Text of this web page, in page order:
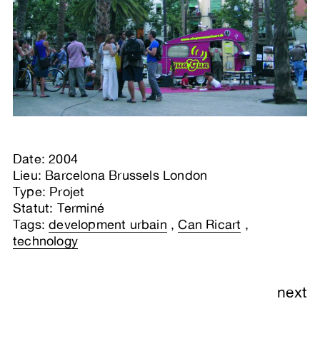
Date: 2004
Lieu: Barcelona Brussels London
Type: Projet
Statut: Terminé
Tags:development urbain ,Can Ricart ,
technology
next